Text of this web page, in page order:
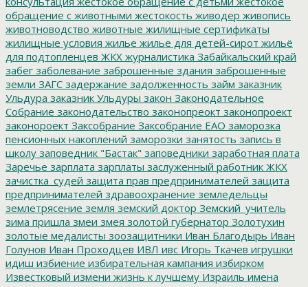
обращение с животными жестокость живодер живопись
животноводство животные жилищные сертификаты
жилищные условия жилье жилье для детей-сирот жильё
для подтопленцев ЖКХ журналистика Забайкальский край
забег заболевание заброшенные здания заброшенные
земли ЗАГС задержание задолженность займ заказник
Ульдура заказник Ульдуры закон Законодательное
Собрание законодательство законопреокт законопроект
законороект Заксобрание Заксобрание ЕАО заморозка
пенсионных накоплений заморозки занятость запись в
школу заповедник "Бастак" заповедники заработная плата
Заречье зарплата зарплаты заслуженный работник ЖКХ
зачистка_судей защита прав предпринимателей защита
предпринимателей здравоохранение земледельцы
землетрясение земля земский доктор Земский_учитель
зима пришла змеи змея золотой губернатор Золотухин
золотые медалисты зоозащитники Иван Благодырь Иван
Голунов Иван Проходцев ИВЛ ивс Игорь Ткачев игрушки
идиш избиение избирательная кампания избирком
Известковый измени жизнь к лучшему Израиль имена